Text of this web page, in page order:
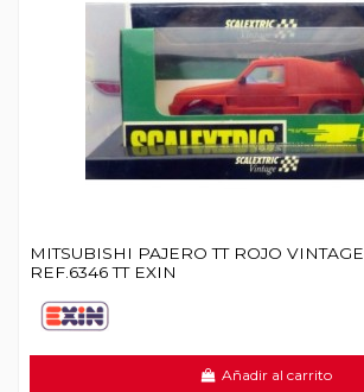
MITSUBISHI PAJERO TT ROJO VINTAGE
REF.6346 TT EXIN
Añadir al carrito